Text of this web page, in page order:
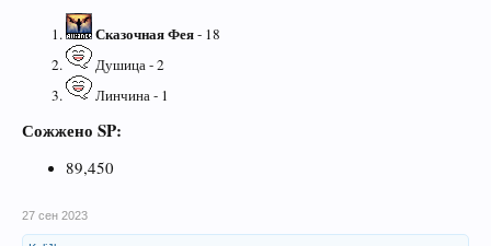
Сказочная Фея- 18
Душица - 2
Линчина - 1
Сожжено SP:
89,450
27 сен 2023